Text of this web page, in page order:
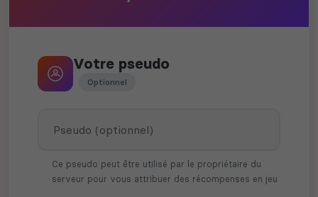
Votre pseudo
Optionnel
Ce pseudo peut être utilisé par le propriétaire du
serveur pour vous attribuer des récompenses en jeu